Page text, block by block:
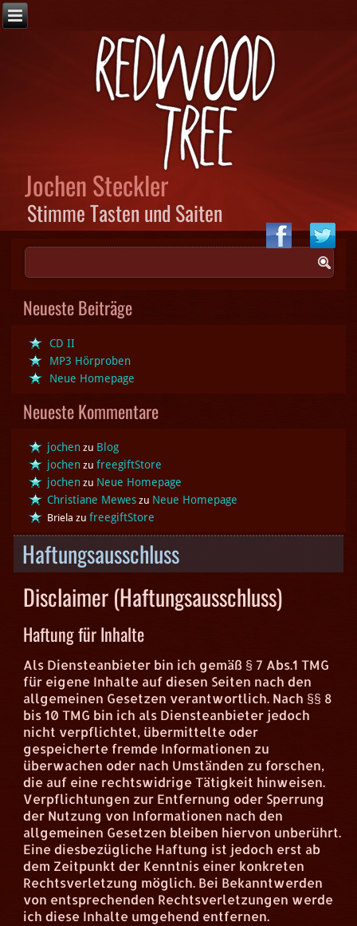
Jochen Steckler
Stimme Tasten und Saiten
Neueste Beiträge
CD II
MP3 Hörproben
Neue Homepage
Neueste Kommentare
jochen zu Blog
jochen zufreegiftStore
jochen zu Neue Homepage
Christiane Mewes zu Neue Homepage
Briela zufreegiftStore
Haftungsausschluss
Disclaimer (Haftungsausschluss)
Haftung für Inhalte
Als Diensteanbieter bin ich gemäß § 7 Abs.1 TMG
für eigene Inhalte auf diesen Seiten nach den
allgemeinen Gesetzen verantwortlich. Nach §§ 8
bis 10 TMG bin ich als Diensteanbieter jedoch
nicht verpflichtet, übermittelte oder
gespeicherte fremde Informationen zu
überwachen oder nach Umständen zu forschen,
die auf eine rechtswidrige Tätigkeit hinweisen.
Verpflichtungen zur Entfernung oder Sperrung
der Nutzung von Informationen nach den
allgemeinen Gesetzen bleiben hiervon unberührt.
Eine diesbezügliche Haftung ist jedoch erst ab
dem Zeitpunkt der Kenntnis einer konkreten
Rechtsverletzung möglich. Bei Bekanntwerden
von entsprechenden Rechtsverletzungen werde
ich diese Inhalte umgehend entfernen.